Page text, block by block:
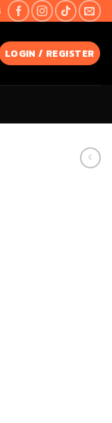
LOGIN / REGISTER